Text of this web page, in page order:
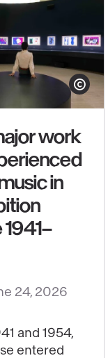
Show
work
in
24, 2026
and 1954,
entered